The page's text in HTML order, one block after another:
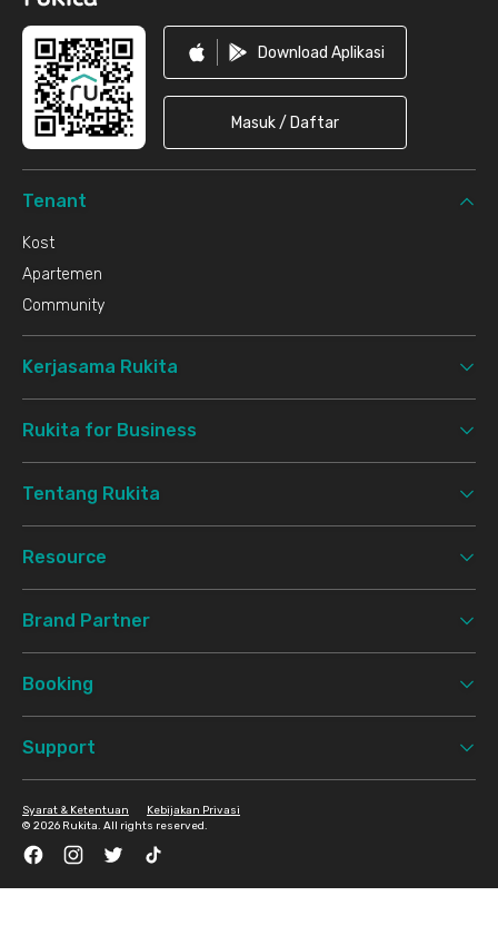
Download Aplikasi
Masuk / Daftar
Tenant
Kost
Apartemen
Community
Kerjasama Rukita
Rukita for Business
Tentang Rukita
Resource
Brand Partner
Booking
Support
© 2026 Rukita. All rights reserved.
Syarat & Ketentuan Kebijakan Privasi
FacebookInstagramTwitter TikTok